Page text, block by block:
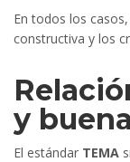
En todos los
constructiva y los
y
El estándar TEMA